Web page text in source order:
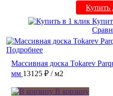
Купить
Подробнее
Массивная доска Tokarev
мм 13125 ₽ / м2
В корзину